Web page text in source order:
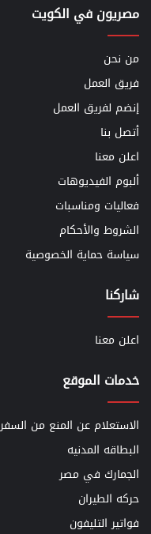
مصريون في الكويت
من نحن
فريق العمل
إنضم لفريق العمل
أتصل بنا
اعلن معنا
ألبوم الفيديوهات
فعاليات ومناسبات
الشروط والأحكام
سياسة حماية الخصوصية
شاركنا
اعلن معنا
خدمات الموقع
الاستعلام عن المنع من السفر
البطاقه المدنيه
الجمارك في مصر
حركه الطيران
فواتير التليفون